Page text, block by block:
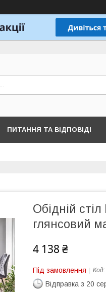
ПИТАННЯ ТА ВІДПОВІДІ
Обідній
глянсовий
4 138 ₴
Під замовлення Код:
Відправка з 20